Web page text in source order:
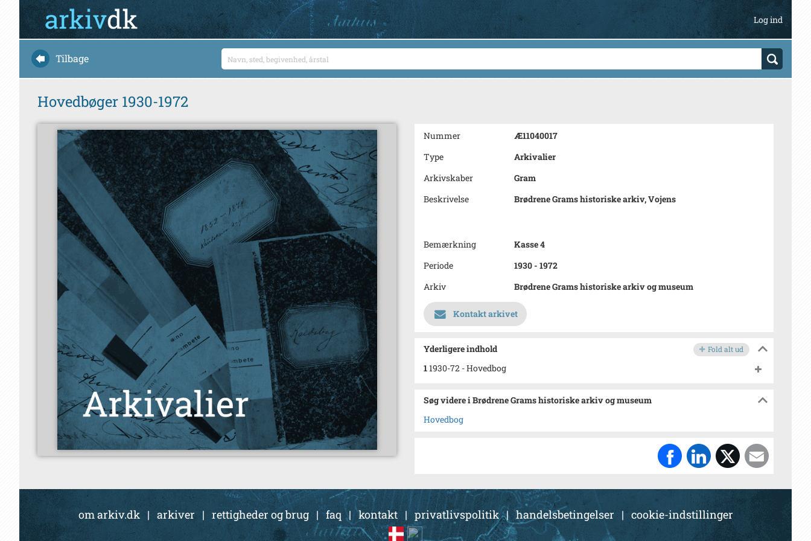
Log ind
Tilbage
Hovedbøger 1930-1972
Nummer
Æ11040017
Type
Arkivalier
Arkivskaber
Gram
Beskrivelse
Brødrene Grams historiske arkiv, Vojens
Bemærkning
Kasse 4
Periode
1930 - 1972
Arkiv
Brødrene Grams historiske arkiv og museum
Kontakt arkivet
Yderligere indhold Fold alt ud
11930-72 - Hovedbog
Søg videre i Brødrene Grams historiske arkiv og museum
Hovedbog
om arkiv.dk | arkiver| rettigheder og brug|faq |kontakt| privatlivspolitik|handelsbetingelser | cookie-indstillinger